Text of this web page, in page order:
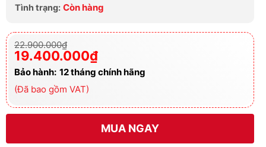
Tình trạng: Còn hàng
22.900.000₫
Giá
gốc
là:
22.900.000₫.
19.400.000₫
Giá
hiện
tại
là:
19.400.000₫.
Bảo hành: 12tháng chính hãng
(Đã bao gồm VAT)
MUA NGAY